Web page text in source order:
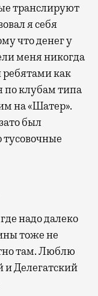
транслируют
я себя
что денег у
меня никогда
ребятами как
по клубам типа
на «Шатер».
был
надо далеко
тоже не
там. Люблю
Делегатский